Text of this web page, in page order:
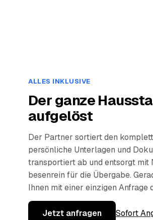
ALLES INKLUSIVE
Der ganze
aufgelöst
Der Partner sortiert den
persönliche Unterlagen und
transportiert ab und entsorgt mit
besenrein für die Übergabe.
Ihnen mit einer einzigen Anfrage
Jetzt anfragen Sofort